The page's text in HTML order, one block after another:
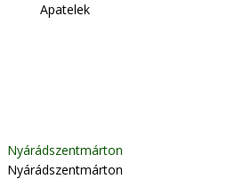
Apatelek
Nyárádszentmárton
Nyárádszentmárton